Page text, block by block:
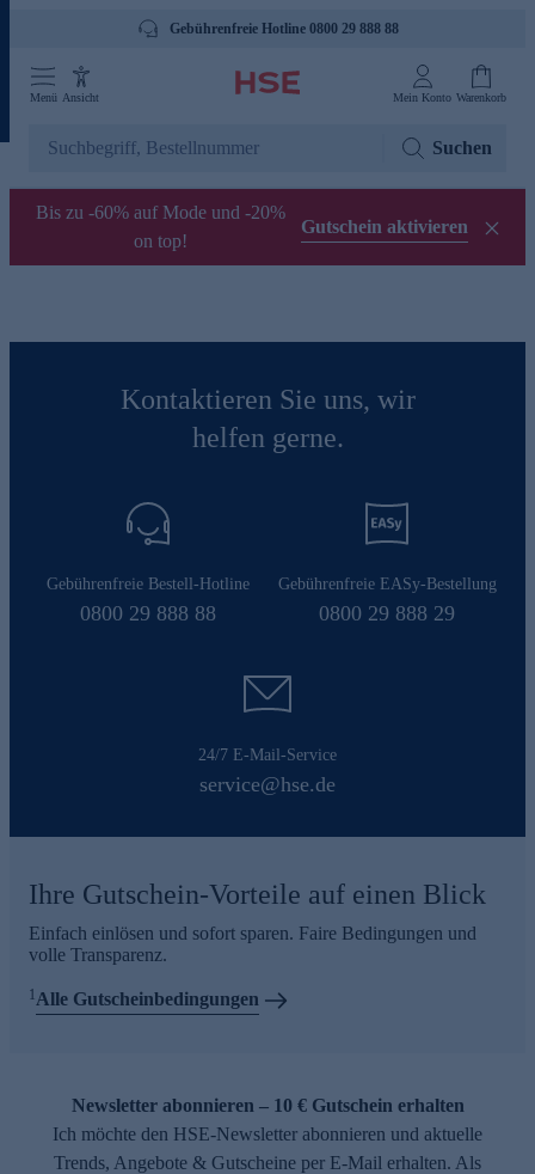
Gebührenfreie Hotline 0800 29 888 88
Menü Ansicht Mein Konto Warenkorb
Suchen
Bis zu -60% auf Mode und -20%
on top!
Gutschein aktivieren
Kontaktieren Sie uns, wir
helfen gerne.
Gebührenfreie Bestell-Hotline
0800 29 888 88
Gebührenfreie EASy-Bestellung
0800 29 888 29
24/7 E-Mail-Service
service@hse.de
Ihre Gutschein-Vorteile auf einen Blick
Einfach einlösen und sofort sparen. Faire Bedingungen und
volle Transparenz.
1Alle Gutscheinbedingungen
Newsletter abonnieren – 10 € Gutschein erhalten
Ich möchte den HSE-Newsletter abonnieren und aktuelle
Trends, Angebote & Gutscheine per E-Mail erhalten. Als